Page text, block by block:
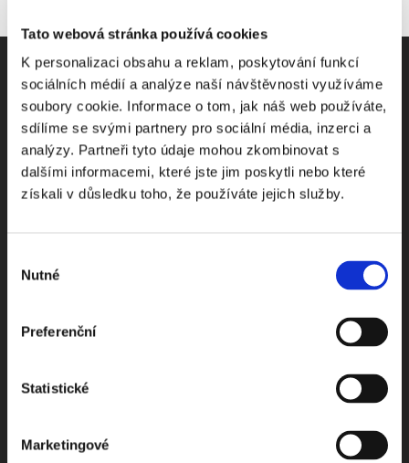
Tato webová stránka používá cookies
K personalizaci obsahu a reklam, poskytování funkcí
sociálních médií a analýze naší návštěvnosti využíváme
soubory cookie. Informace o tom, jak náš web používáte,
sdílíme se svými partnery pro sociální média, inzerci a
analýzy. Partneři tyto údaje mohou zkombinovat s
dalšími informacemi, které jste jim poskytli nebo které
získali v důsledku toho, že používáte jejich služby.
souhlasu
Nutné
Preferenční
Statistické
Marketingové
Odebírejte Beck-online
NEWS
Beru na vědomí zpracování osobních údajů